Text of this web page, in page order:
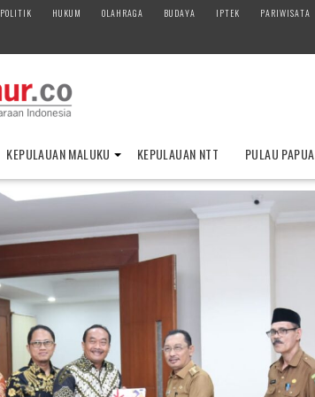
POLITIK HUKUM OLAHRAGA BUDAYA IPTEK PARIWISATA
KEPULAUAN MALUKU KEPULAUAN NTT PULAU PAPUA